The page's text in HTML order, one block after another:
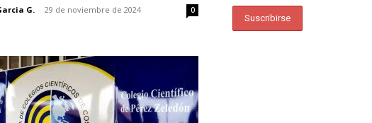
G. - 29 de noviembre de 2024 0